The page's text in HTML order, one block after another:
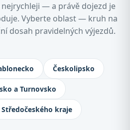
— a právě dojezd je
Vyberte oblast — kruh na
dosah pravidelných výjezdů.
klimatizace:
Českolipsko
a Turnovsko
Středočeského kraje